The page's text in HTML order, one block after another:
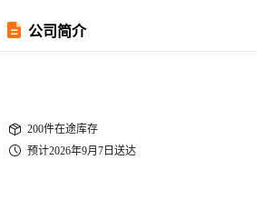
公司简介
200件在途库存
预计2026年9月7日送达